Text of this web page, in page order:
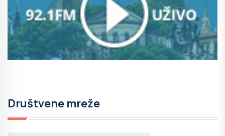
Društvene mreže